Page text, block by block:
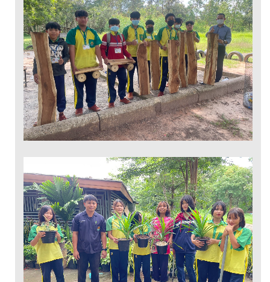
ช่างไม้ DIY
การจัดสวน ไม้ดอกไม้
ประดับ